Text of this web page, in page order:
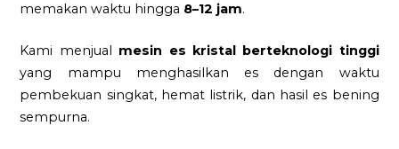
memakan waktu hingga 8–12 jam.
Kami menjual mesin es kristal berteknologi tinggi
yang mampu menghasilkan es dengan waktu
pembekuan singkat, hemat listrik, dan hasil es bening
sempurna.